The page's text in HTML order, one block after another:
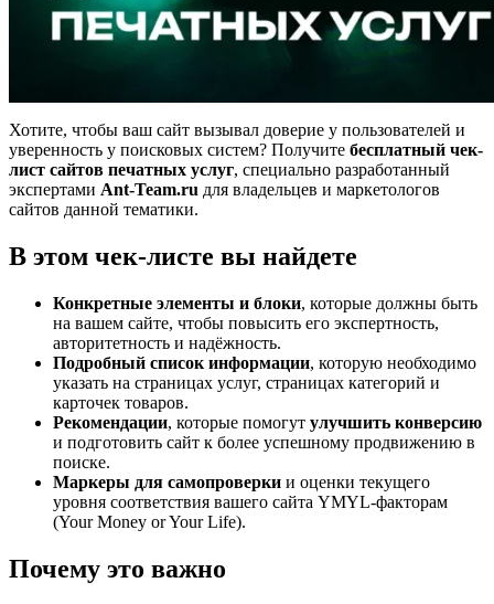
Хотите, чтобы ваш сайт вызывал доверие у пользователей и
уверенность у поисковых систем? Получите бесплатный чек-
лист сайтов печатных услуг, специально разработанный
экспертами Ant-Team.ru для владельцев и маркетологов
сайтов данной тематики.
В этом чек-листе вы найдете
Конкретные элементы и блоки, которые должны быть
на вашем сайте, чтобы повысить его экспертность,
авторитетность и надёжность.
Подробный список информации, которую необходимо
указать на страницах услуг, страницах категорий и
карточек товаров.
Рекомендации, которые помогут улучшить конверсию
и подготовить сайт к более успешному продвижению в
поиске.
Маркеры для самопроверки и оценки текущего
уровня соответствия вашего сайта YMYL-факторам
(Your Money or Your Life).
Почему это важно